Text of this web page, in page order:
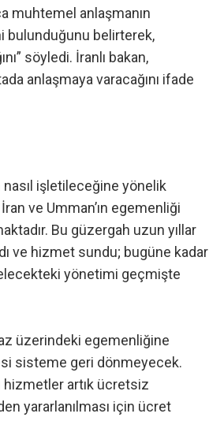
muhtemel anlaşmanın
bulunduğunu belirterek,
söyledi. İranlı bakan,
anlaşmaya varacağını ifade
nasıl işletileceğine yönelik
ve Umman’ın egemenliği
Bu güzergah uzun yıllar
ve hizmet sundu; bugüne kadar
yönetimi geçmişte
üzerindeki egemenliğine
sisteme geri dönmeyecek.
hizmetler artık ücretsiz
yararlanılması için ücret